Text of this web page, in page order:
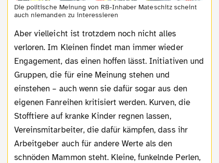
Die politische Meinung von RB-Inhaber Mateschitz scheint
auch niemanden zu interessieren
Aber vielleicht ist trotzdem noch nicht alles
verloren. Im Kleinen findet man immer wieder
Engagement, das einen hoffen lässt. Initiativen und
Gruppen, die für eine Meinung stehen und
einstehen – auch wenn sie dafür sogar aus den
eigenen Fanreihen kritisiert werden. Kurven, die
Stofftiere auf kranke Kinder regnen lassen,
Vereinsmitarbeiter, die dafür kämpfen, dass ihr
Arbeitgeber auch für andere Werte als den
schnöden Mammon steht. Kleine, funkelnde Perlen,